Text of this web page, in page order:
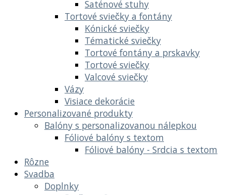
Saténové stuhy
Tortové sviečky a fontány
Kónické sviečky
Tématické sviečky
Tortové fontány a prskavky
Tortové sviečky
Valcové sviečky
Vázy
Visiace dekorácie
Personalizované produkty
Balóny s personalizovanou nálepkou
Fóliové balóny s textom
Fóliové balóny - Srdcia s textom
Rôzne
Svadba
Doplnky